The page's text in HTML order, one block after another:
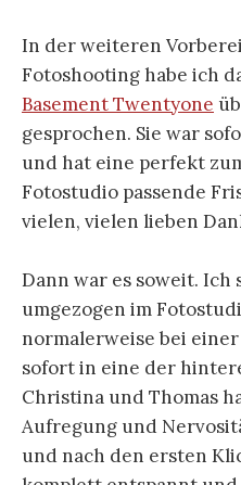
In der weiteren
Fotoshooting habe ich
Basement Twentyone
gesprochen. Sie war
und hat eine perfekt
Fotostudio passende
vielen, vielen lieben
Dann war es soweit.
umgezogen im
normalerweise bei einer
sofort in eine der
Christina und Thomas
Aufregung und
und nach den ersten